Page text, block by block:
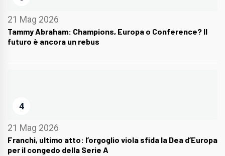
21 Mag 2026
Tammy Abraham: Champions, Europa o Conference? Il
futuro è ancora un rebus
4
21 Mag 2026
Franchi, ultimo atto: l’orgoglio viola sfida la Dea d’Europa
per il congedo della Serie A